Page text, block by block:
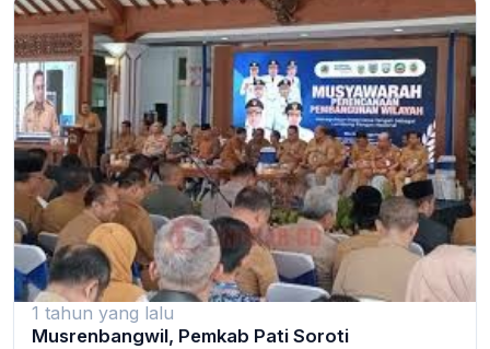
1 tahun yang lalu
Musrenbangwil, Pemkab Pati Soroti